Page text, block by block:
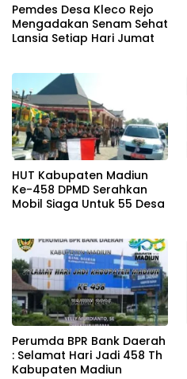
Pemdes Desa Kleco Rejo
Mengadakan Senam Sehat
Lansia Setiap Hari Jumat
HUT Kabupaten Madiun
Ke-458 DPMD Serahkan
Mobil Siaga Untuk 55 Desa
Perumda BPR Bank Daerah
: Selamat Hari Jadi 458 Th
Kabupaten Madiun